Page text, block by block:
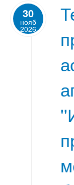
30
нояб
2026